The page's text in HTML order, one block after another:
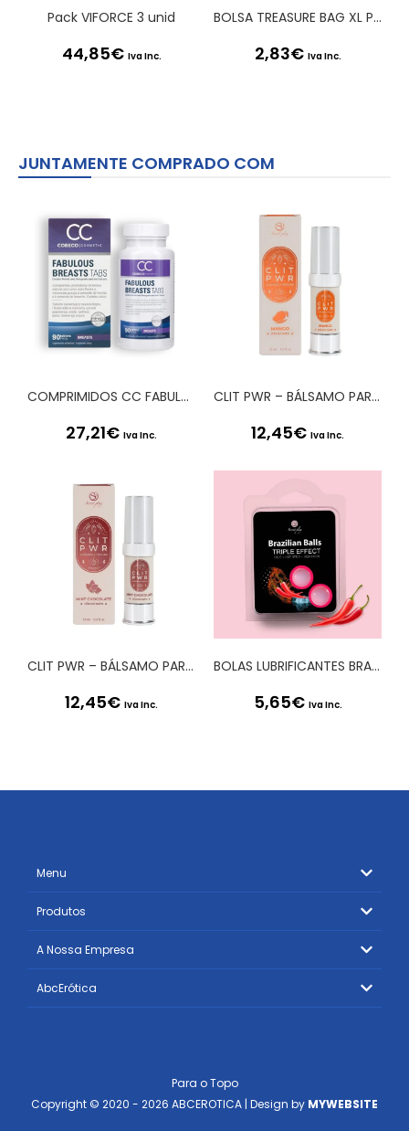
Pack VIFORCE 3 unid
44,85€ Iva Inc.
BOLSA TREASURE BAG XL PRETA SATISFYER
2,83€ Iva Inc.
JUNTAMENTE COMPRADO COM
COMPRIMIDOS CC FABULOUS BREASTS TABLETS
27,21€ Iva Inc.
CLIT PWR – BÁLSAMO PARA CLÍTORIS MANGA 15ML SECRET PLAY
12,45€ Iva Inc.
CLIT PWR – BÁLSAMO PARA CLÍTORIS COM MENTA E CHOCOLATE 15ML SECRET PLAY
12,45€ Iva Inc.
BOLAS LUBRIFICANTES BRAZILIAN BALLS EFEITO TRIPLO 2 X 4GR
5,65€ Iva Inc.
Menu
Produtos
A Nossa Empresa
AbcErótica
Copyright © 2020 - 2026 ABCEROTICA | Design by MYWEBSITE
Para o Topo